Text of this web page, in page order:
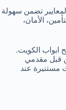
تضمن سهولة
الأمان،
الكويت.
قبل مقدمي
مستنيرة عند